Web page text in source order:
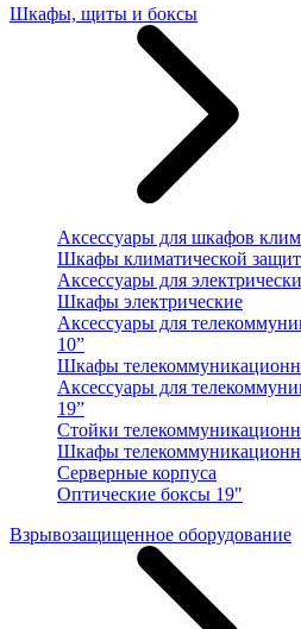
Шкафы, щиты и боксы
Аксессуары для шкафов
Шкафы климатической
Аксессуары для
Шкафы электрические
Аксессуары для
10”
Шкафы
Аксессуары для
19”
Стойки
Шкафы
Серверные корпуса
Оптические боксы 19"
Взрывозащищенное оборудование